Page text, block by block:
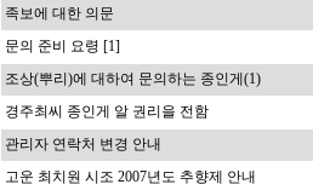
족보에 대한 의문
문의 준비 요령 [1]
조상(뿌리)에 대하여 문의하는 종인게(1)
경주최씨 종인게 알 권리을 전함
관리자 연락처 변경 안내
고운 최치원 시조 2007년도 추향제 안내